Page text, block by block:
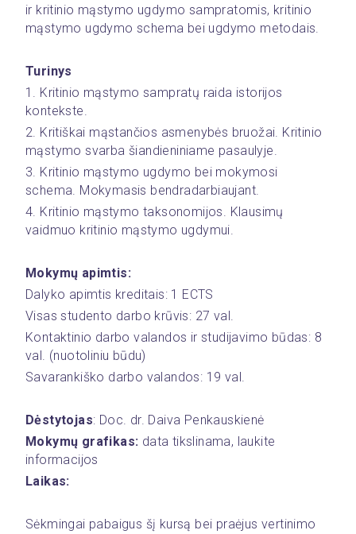
ir kritinio mąstymo ugdymo sampratomis, kritinio
mąstymo ugdymo schema bei ugdymo metodais.
Turinys
1. Kritinio mąstymo sampratų raida istorijos
kontekste.
2. Kritiškai mąstančios asmenybės bruožai. Kritinio
mąstymo svarba šiandieniniame pasaulyje.
3. Kritinio mąstymo ugdymo bei mokymosi
schema. Mokymasis bendradarbiaujant.
4. Kritinio mąstymo taksonomijos. Klausimų
vaidmuo kritinio mąstymo ugdymui.
Mokymų apimtis:
Dalyko apimtis kreditais: 1 ECTS
Visas studento darbo krūvis: 27 val.
Kontaktinio darbo valandos ir studijavimo būdas: 8
val. (nuotoliniu būdu)
Savarankiško darbo valandos: 19 val.
Dėstytojas: Doc. dr. Daiva Penkauskienė
Mokymų grafikas: data tikslinama, laukite
informacijos
Laikas:
Sėkmingai pabaigus šį kursą bei praėjus vertinimo